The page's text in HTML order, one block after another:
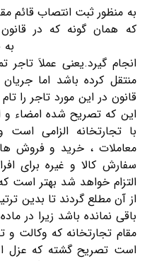
به منظور ثبت انتصاب قائم
که همان گونه که در
انجام گیرد.یعنی عملاَ تاجر
منتقل کرده باشد اما
قانون در این مورد تاجر را
این که تصریح شده امضاء و
با تجارتخانه الزامی
معاملات ، خرید و فروش
سفارش کالا و غیره برای
التزام خواهد شد بهتر است
از آن مطلع گردند تا بدین
مقام تجارتخانه که وکالت و
است تصریح گشته که عزل